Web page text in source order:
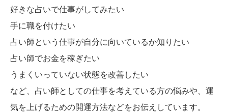
好きな占いで仕事がしてみたい
手に職を付けたい
占い師という仕事が自分に向いているか知りたい
占い師でお金を稼ぎたい
うまくいっていない状態を改善したい
など、占い師としての仕事を考えている方の悩みや、運
気を上げるための開運方法などをお伝えしています。